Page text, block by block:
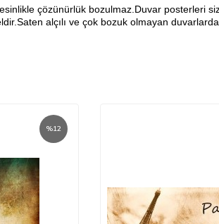
çözünürlük bozulmaz.Duvar posterleri
alçılı ve çok bozuk olmayan duvarlarda
%12